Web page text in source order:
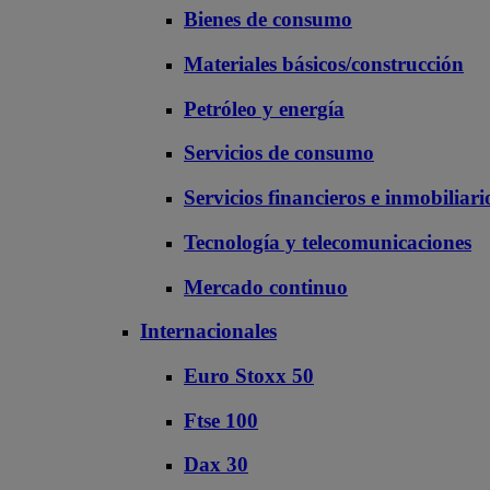
Bienes de consumo
Materiales básicos/construcción
Petróleo y energía
Servicios de consumo
Servicios financieros e
Tecnología y telecomunicaciones
Mercado continuo
Internacionales
Euro Stoxx 50
Ftse 100
Dax 30